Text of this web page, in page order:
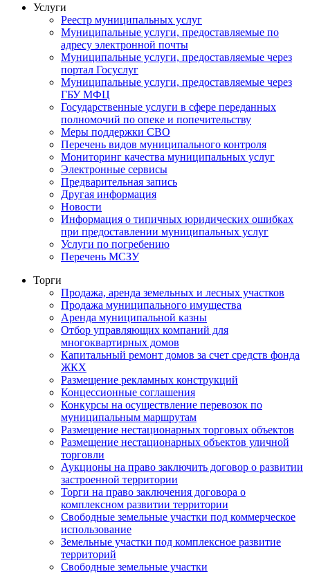
Услуги
Реестр муниципальных услуг
Муниципальные услуги, предоставляемые по
адресу электронной почты
Муниципальные услуги, предоставляемые через
портал Госуслуг
Муниципальные услуги, предоставляемые через
ГБУ МФЦ
Государственные услуги в сфере переданных
полномочий по опеке и попечительству
Меры поддержки СВО
Перечень видов муниципального контроля
Мониторинг качества муниципальных услуг
Электронные сервисы
Предварительная запись
Другая информация
Новости
Информация о типичных юридических ошибках
при предоставлении муниципальных услуг
Услуги по погребению
Перечень МСЗУ
Торги
Продажа, аренда земельных и лесных участков
Продажа муниципального имущества
Аренда муниципальной казны
Отбор управляющих компаний для
многоквартирных домов
Капитальный ремонт домов за счет средств фонда
ЖКХ
Размещение рекламных конструкций
Концессионные соглашения
Конкурсы на осуществление перевозок по
муниципальным маршрутам
Размещение нестационарных торговых объектов
Размещение нестационарных объектов уличной
торговли
Аукционы на право заключить договор о развитии
застроенной территории
Торги на право заключения договора о
комплексном развитии территории
Свободные земельные участки под коммерческое
использование
Земельные участки под комплексное развитие
территорий
Свободные земельные участки